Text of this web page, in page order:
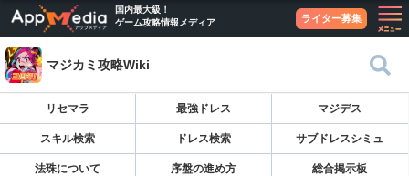
国内最大級！
ゲーム攻略情報メディア
ライター募集
マジカミ攻略Wiki
リセマラ 最強ドレス マジデス
スキル検索 ドレス検索 サブドレスシミュ
法珠について 序盤の進め方 総合掲示板